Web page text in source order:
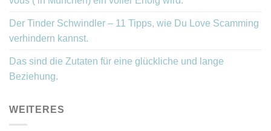
Der Tinder Schwindler – 11 Tipps, wie Du Love Scamming
verhindern kannst.
Das sind die Zutaten für eine glückliche und lange
Beziehung.
WEITERES